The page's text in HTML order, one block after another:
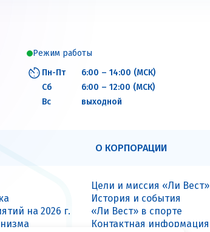
Режим работы
Пн-Пт
6:00 – 14:00 (МСК)
Сб
6:00 – 12:00 (МСК)
Вс
выходной
О КОРПОРАЦИИ
на 2026 г.
Цели и миссия «Ли Вест»
История и события
«Ли Вест» в спорте
Контактная информация